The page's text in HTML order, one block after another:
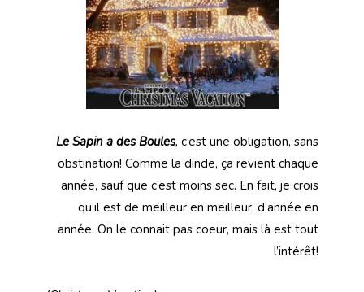
Le Sapin a des Boules, c’est une obligation, sans
obstination! Comme la dinde, ça revient chaque
année, sauf que c’est moins sec. En fait, je crois
qu’il est de meilleur en meilleur, d’année en
année. On le connait pas coeur, mais là est tout
l’intérêt!